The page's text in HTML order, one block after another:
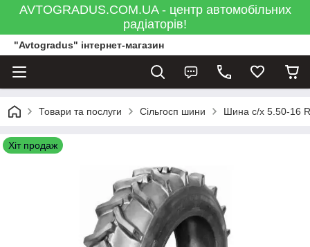
AVTOGRADUS.COM.UA - центр автомобільних
радіаторів!
"Avtogradus" інтернет-магазин
Товари та послуги Сільгосп шини Шина с/х 5.50-16
Хіт продаж